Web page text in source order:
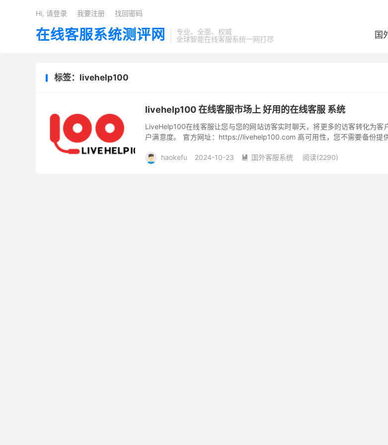
在线客服系统测评网
专业、全面、权威
全球智能在线客服系统一网打尽
国
Hi, 请登录 我要注册 找回密码
标签：livehelp100
livehelp100 在线客服市场上 好用的在线客服 系统
LiveHelp100在线客服让您与您的网站访客实时聊天，将更多的访客转化为客
户满意度。 官方网址：https://livehelp100.com 高可用性，您不需要备份提
haokefu 2024-10-23  国外客服系统 阅读(2290)